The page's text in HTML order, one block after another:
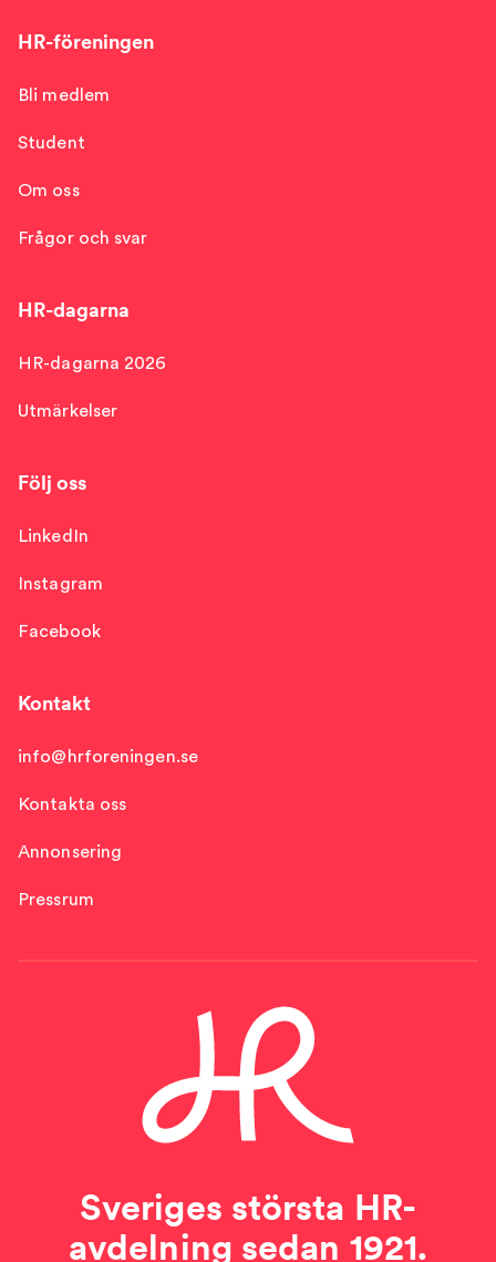
HR-föreningen
Bli medlem
Student
Om oss
Frågor och svar
HR-dagarna
HR-dagarna 2026
Utmärkelser
Följ oss
LinkedIn
Instagram
Facebook
Kontakt
info@hrforeningen.se
Kontakta oss
Annonsering
Pressrum
Sveriges största HR-
avdelning sedan 1921.